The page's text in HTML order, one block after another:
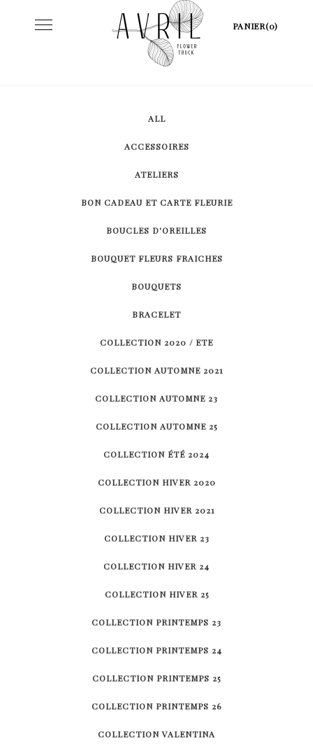
Toggle PANIER(0)
ALL
ACCESSOIRES
ATELIERS
BON CADEAU ET CARTE FLEURIE
BOUCLES D'OREILLES
BOUQUET FLEURS FRAICHES
BOUQUETS
BRACELET
COLLECTION 2020 / ETE
COLLECTION AUTOMNE 2021
COLLECTION AUTOMNE 23
COLLECTION AUTOMNE 25
COLLECTION ÉTÉ 2024
COLLECTION HIVER 2020
COLLECTION HIVER 2021
COLLECTION HIVER 23
COLLECTION HIVER 24
COLLECTION HIVER 25
COLLECTION PRINTEMPS 23
COLLECTION PRINTEMPS 24
COLLECTION PRINTEMPS 25
COLLECTION PRINTEMPS 26
COLLECTION VALENTINA